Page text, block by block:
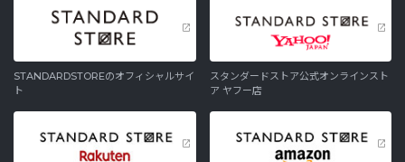
STANDARDSTOREのオフィシャルサイ
ト
スタンダードストア公式オンラインスト
ア ヤフー店